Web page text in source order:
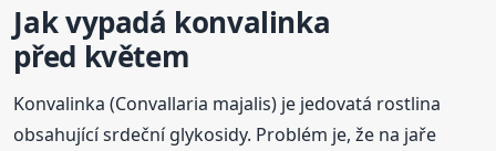
Jak vypadá konvalinka
před květem
Konvalinka (Convallaria majalis) je jedovatá rostlina
obsahující srdeční glykosidy. Problém je, že na jaře